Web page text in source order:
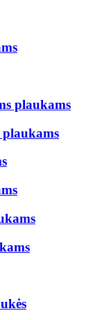
plaukams
plaukams